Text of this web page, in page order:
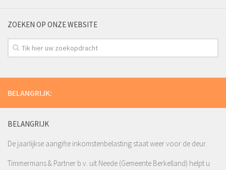
ZOEKEN OP ONZE WEBSITE
BELANGRIJK:
BELANGRIJK
De jaarlijkse aangifte inkomstenbelasting staat weer voor de deur.
Timmermans & Partner b.v. uit Neede (Gemeente Berkelland) helpt u